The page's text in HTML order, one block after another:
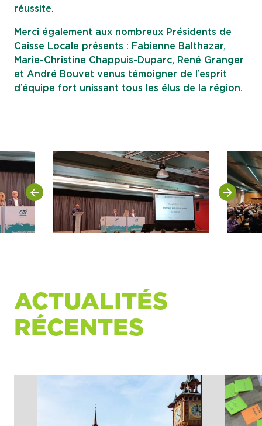
réussite.
Merci également aux nombreux Présidents de
Caisse Locale présents : Fabienne Balthazar,
Marie-Christine Chappuis-Duparc, René Granger
et André Bouvet venus témoigner de l’esprit
d’équipe fort unissant tous les élus de la région.
ACTUALITÉS
RÉCENTES